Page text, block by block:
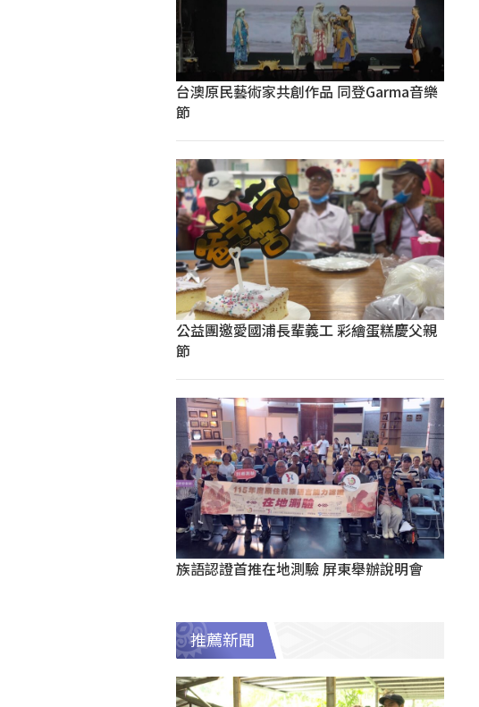
台澳原民藝術家共創作品 同登Garma音樂
節
公益團邀愛國浦長輩義工 彩繪蛋糕慶父親
節
族語認證首推在地測驗 屏東舉辦說明會
推薦新聞